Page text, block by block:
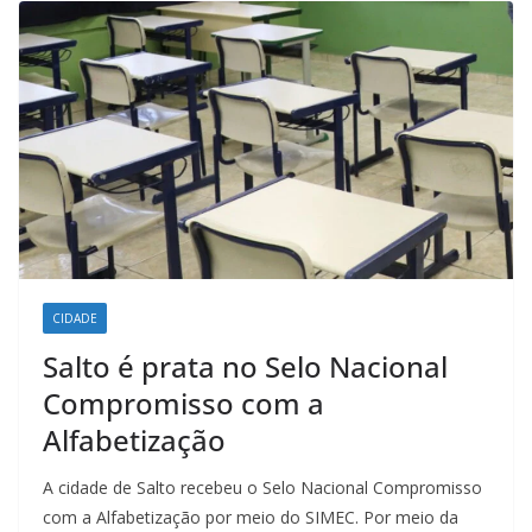
k
p
n
m
CIDADE
Salto é prata no Selo Nacional
Compromisso com a
Alfabetização
A cidade de Salto recebeu o Selo Nacional Compromisso
com a Alfabetização por meio do SIMEC. Por meio da